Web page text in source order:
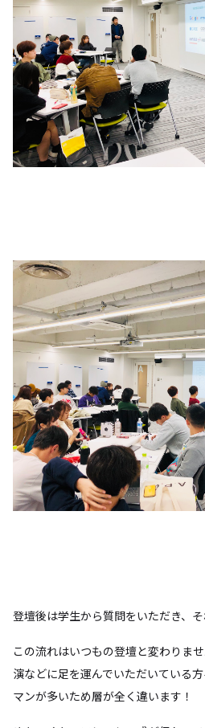
登壇後は学生から質問をいただき、そ
この流れはいつもの登壇と変わりま
演などに足を運んでいただいている
マンが多いため層が全く違います！